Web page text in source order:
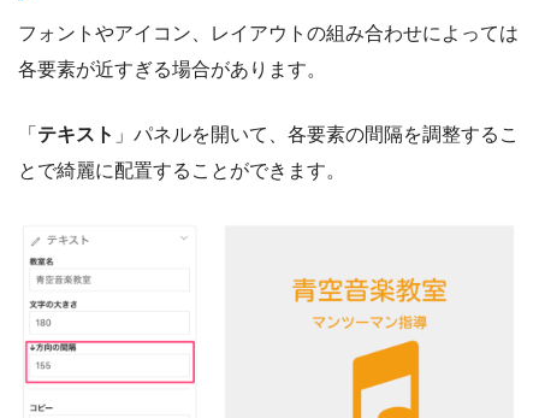
フォントやアイコン、レイアウトの組み合わせによっては
各要素が近すぎる場合があります。
「 テキスト 」パネルを開いて、各要素の間隔を調整するこ
とで綺麗に配置することができます。